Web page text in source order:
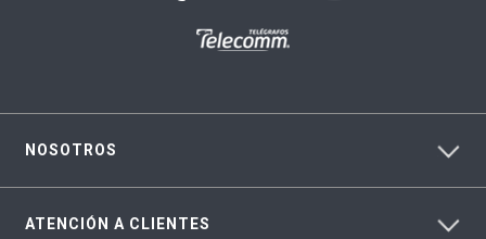
NOSOTROS
ATENCIÓN A CLIENTES